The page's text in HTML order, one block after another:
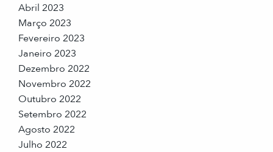
Abril 2023
Março 2023
Fevereiro 2023
Janeiro 2023
Dezembro 2022
Novembro 2022
Outubro 2022
Setembro 2022
Agosto 2022
Julho 2022